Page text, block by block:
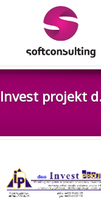
Invest projekt